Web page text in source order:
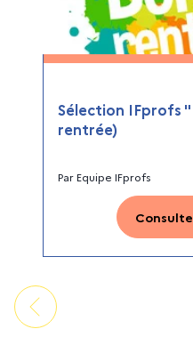
Sélection IFprofs
rentrée)
ParEquipe IFprofs